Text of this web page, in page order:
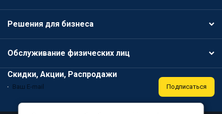
Решения для бизнеса
Обслуживание физических лиц
Скидки, Акции, Распродажи
Подписаться